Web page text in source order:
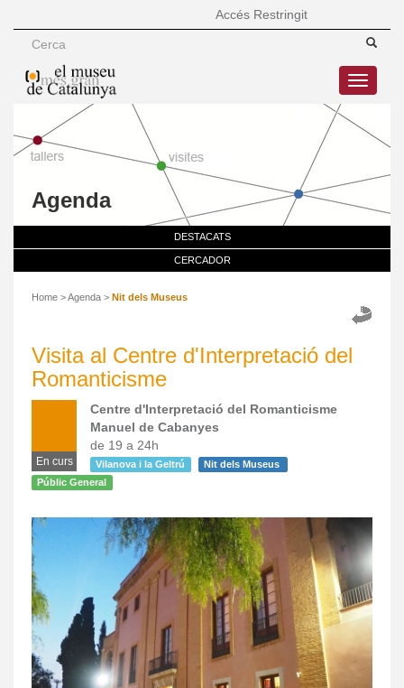
Accés Restringit
Toggle
Agenda
DESTACATS
CERCADOR
Home >Agenda > Nit dels Museus
Visita al Centre d'Interpretació del
Romanticisme
En curs
Centre d'Interpretació del Romanticisme
Manuel de Cabanyes
de 19 a 24h
Vilanova i la Geltrú
Nit dels Museus
Públic General